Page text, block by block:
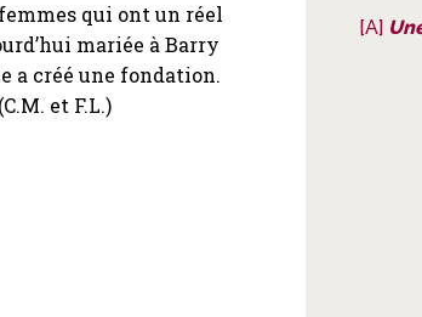
qui ont un réel
mariée à Barry
a créé une fondation.
et F.L.)
[A]